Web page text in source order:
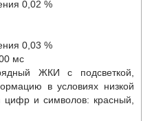
0,02 %
0,03 %
мс
ЖКИ с подсветкой,
в условиях низкой
цифр и символов: красный,